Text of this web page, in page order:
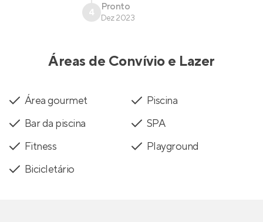
4 Pronto
Dez 2023
Áreas de Convívio e Lazer
Área gourmet
Piscina
Bar da piscina
SPA
Fitness
Playground
Bicicletário